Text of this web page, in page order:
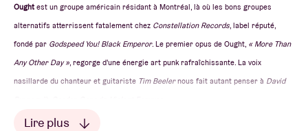
Ought est un groupe américain résidant à Montréal, là où les bons groupes
alternatifs atterrissent fatalement chez Constellation Records, label réputé,
fondé par Godspeed You! Black Emperor. Le premier opus de Ought, « More Than
Any Other Day », regorge d'une énergie art punk rafraîchissante. La voix
nasillarde du chanteur et guitariste Tim Beelernous fait autant penser à David
Lire plus